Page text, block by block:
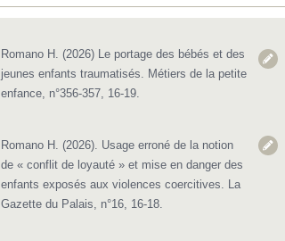
Romano H. (2026) Le portage des bébés et des
jeunes enfants traumatisés. Métiers de la petite
enfance, n°356-357, 16-19.
Romano H. (2026). Usage erroné de la notion
de « conflit de loyauté » et mise en danger des
enfants exposés aux violences coercitives. La
Gazette du Palais, n°16, 16-18.